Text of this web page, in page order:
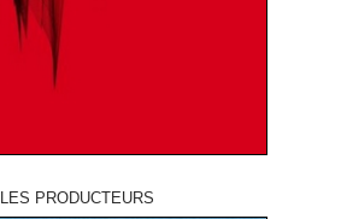
LES PRODUCTEURS